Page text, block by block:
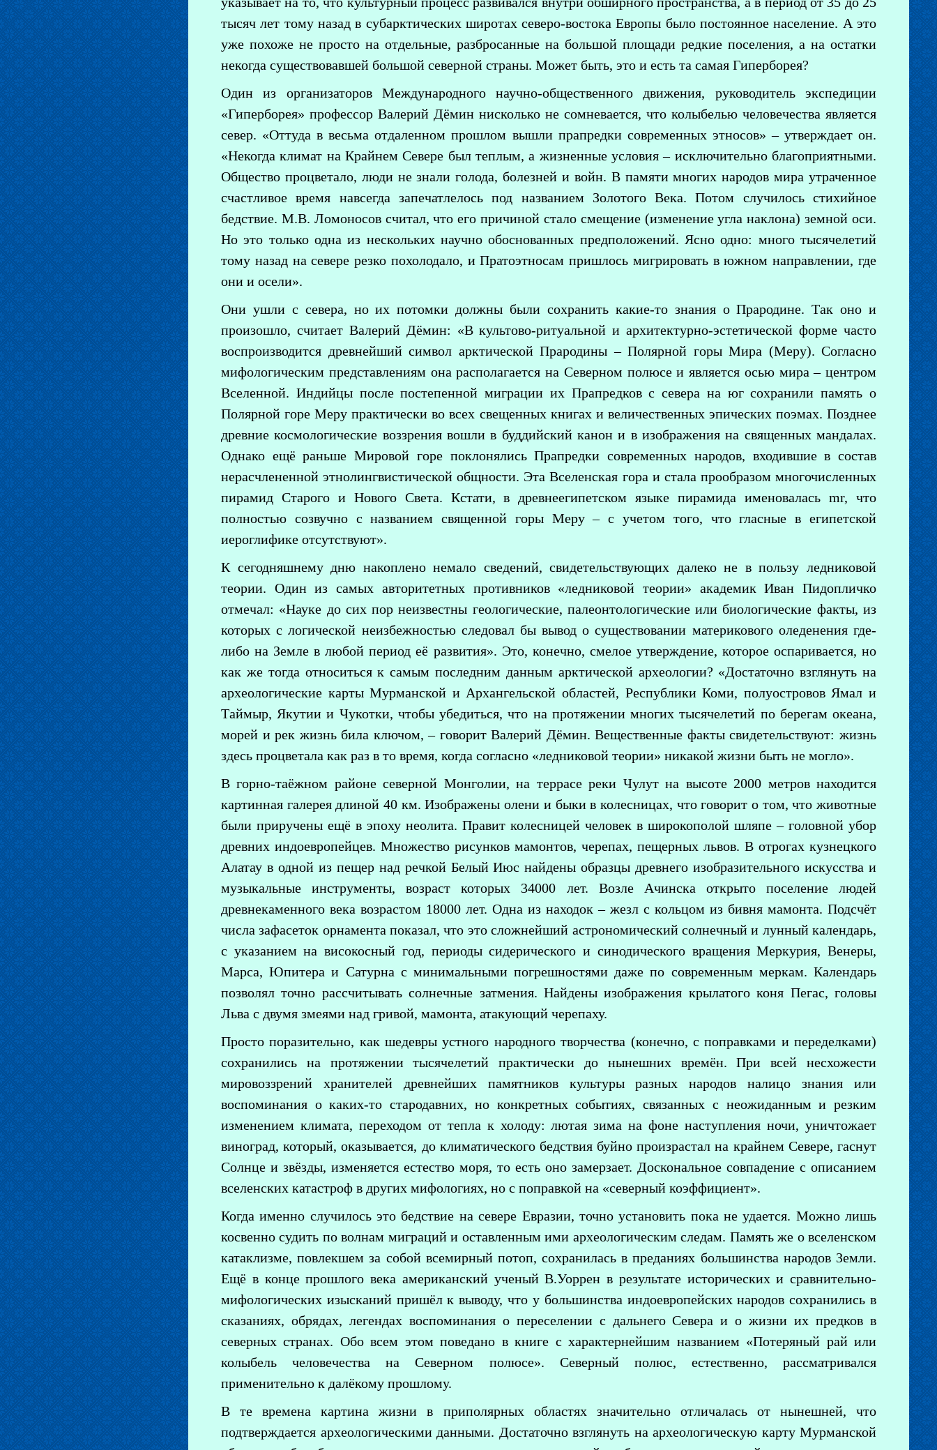
тысяч лет тому назад в субарктических широтах северо-востока Европы было постоянное население. А это
уже похоже не просто на отдельные, разбросанные на большой площади редкие поселения, а на остатки
некогда существовавшей большой северной страны. Может быть, это и есть та самая Гиперборея?
Один из организаторов Международного научно-общественного движения, руководитель экспедиции
«Гиперборея» профессор Валерий Дёмин нисколько не сомневается, что колыбелью человечества является
север. «Оттуда в весьма отдаленном прошлом вышли прапредки современных этносов» – утверждает он.
«Некогда климат на Крайнем Севере был теплым, а жизненные условия – исключительно благоприятными.
Общество процветало, люди не знали голода, болезней и войн. В памяти многих народов мира утраченное
счастливое время навсегда запечатлелось под названием Золотого Века. Потом случилось стихийное
бедствие. М.В. Ломоносов считал, что его причиной стало смещение (изменение угла наклона) земной оси.
Но это только одна из нескольких научно обоснованных предположений. Ясно одно: много тысячелетий
тому назад на севере резко похолодало, и Пратоэтносам пришлось мигрировать в южном направлении, где
они и осели».
Они ушли с севера, но их потомки должны были сохранить какие-то знания о Прародине. Так оно и
произошло, считает Валерий Дёмин: «В культово-ритуальной и архитектурно-эстетической форме часто
воспроизводится древнейший символ арктической Прародины – Полярной горы Мира (Меру). Согласно
мифологическим представлениям она располагается на Северном полюсе и является осью мира – центром
Вселенной. Индийцы после постепенной миграции их Прапредков с севера на юг сохранили память о
Полярной горе Меру практически во всех свещенных книгах и величественных эпических поэмах. Позднее
древние космологические воззрения вошли в буддийский канон и в изображения на священных мандалах.
Однако ещё раньше Мировой горе поклонялись Прапредки современных народов, входившие в состав
нерасчлененной этнолингвистической общности. Эта Вселенская гора и стала прообразом многочисленных
пирамид Старого и Нового Света. Кстати, в древнеегипетском языке пирамида именовалась mr, что
полностью созвучно с названием священной горы Меру – с учетом того, что гласные в египетской
иероглифике отсутствуют».
К сегодняшнему дню накоплено немало сведений, свидетельствующих далеко не в пользу ледниковой
теории. Один из самых авторитетных противников «ледниковой теории» академик Иван Пидопличко
отмечал: «Науке до сих пор неизвестны геологические, палеонтологические или биологические факты, из
которых с логической неизбежностью следовал бы вывод о существовании материкового оледенения где-
либо на Земле в любой период её развития». Это, конечно, смелое утверждение, которое оспаривается, но
как же тогда относиться к самым последним данным арктической археологии? «Достаточно взглянуть на
археологические карты Мурманской и Архангельской областей, Республики Коми, полуостровов Ямал и
Таймыр, Якутии и Чукотки, чтобы убедиться, что на протяжении многих тысячелетий по берегам океана,
морей и рек жизнь била ключом, – говорит Валерий Дёмин. Вещественные факты свидетельствуют: жизнь
здесь процветала как раз в то время, когда согласно «ледниковой теории» никакой жизни быть не могло».
В горно-таёжном районе северной Монголии, на террасе реки Чулут на высоте 2000 метров находится
картинная галерея длиной 40 км. Изображены олени и быки в колесницах, что говорит о том, что животные
были приручены ещё в эпоху неолита. Правит колесницей человек в широкополой шляпе – головной убор
древних индоевропейцев. Множество рисунков мамонтов, черепах, пещерных львов. В отрогах кузнецкого
Алатау в одной из пещер над речкой Белый Июс найдены образцы древнего изобразительного искусства и
музыкальные инструменты, возраст которых 34000 лет. Возле Ачинска открыто поселение людей
древнекаменного века возрастом 18000 лет. Одна из находок – жезл с кольцом из бивня мамонта. Подсчёт
числа зафасеток орнамента показал, что это сложнейший астрономический солнечный и лунный календарь,
с указанием на високосный год, периоды сидерического и синодического вращения Меркурия, Венеры,
Марса, Юпитера и Сатурна с минимальными погрешностями даже по современным меркам. Календарь
позволял точно рассчитывать солнечные затмения. Найдены изображения крылатого коня Пегас, головы
Льва с двумя змеями над гривой, мамонта, атакующий черепаху.
Просто поразительно, как шедевры устного народного творчества (конечно, с поправками и переделками)
сохранились на протяжении тысячелетий практически до нынешних времён. При всей несхожести
мировоззрений хранителей древнейших памятников культуры разных народов налицо знания или
воспоминания о каких-то стародавних, но конкретных событиях, связанных с неожиданным и резким
изменением климата, переходом от тепла к холоду: лютая зима на фоне наступления ночи, уничтожает
виноград, который, оказывается, до климатического бедствия буйно произрастал на крайнем Севере, гаснут
Солнце и звёзды, изменяется естество моря, то есть оно замерзает. Доскональное совпадение с описанием
вселенских катастроф в других мифологиях, но с поправкой на «северный коэффициент».
Когда именно случилось это бедствие на севере Евразии, точно установить пока не удается. Можно лишь
косвенно судить по волнам миграций и оставленным ими археологическим следам. Память же о вселенском
катаклизме, повлекшем за собой всемирный потоп, сохранилась в преданиях большинства народов Земли.
Ещё в конце прошлого века американский ученый В.Уоррен в результате исторических и сравнительно-
мифологических изысканий пришёл к выводу, что у большинства индоевропейских народов сохранились в
сказаниях, обрядах, легендах воспоминания о переселении с дальнего Севера и о жизни их предков в
северных странах. Обо всем этом поведано в книге с характернейшим названием «Потеряный рай или
колыбель человечества на Северном полюсе». Северный полюс, естественно, рассматривался
применительно к далёкому прошлому.
В те времена картина жизни в приполярных областях значительно отличалась от нынешней, что
подтверждается археологическими данными. Достаточно взглянуть на археологическую карту Мурманской